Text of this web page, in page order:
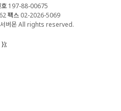
197-88-00675
팩스02-2026-5069
버몬 All rights reserved.